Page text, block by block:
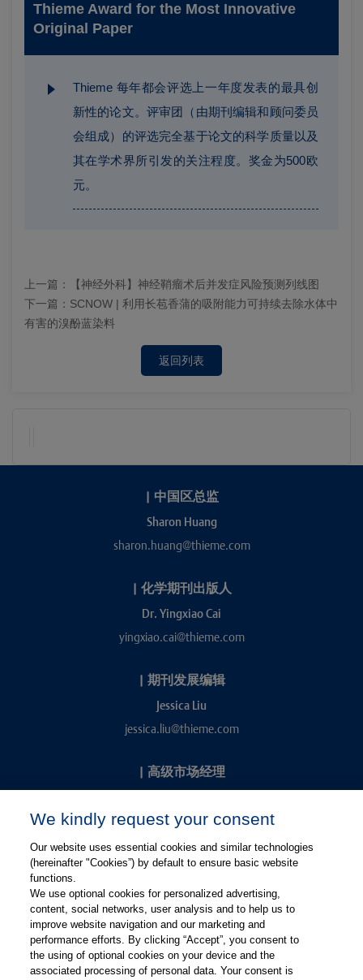
Thieme Award for the Most Innovative
Original Paper
Thieme 每年都会评选上一年度发表的最具创
新性的论文。评审团（由期刊编辑和顾问委员
会组成）的评选完全基于论文的科学质量以及
其在学术界所引发的关注程度。奖金为500欧
元。
上一篇：
【神经外科】神经鞘瘤术后并发症风险预测列线图
下一篇： SCNOW | 利用长苞香蒲的吸附能力可持续去除水体中
有害的溴酚蓝染料
返回列表
| 中国区总监
Sharon Huang
sharon.huang@thieme.com
| 化学期刊出版人
Dr. Yingxiao Cai
yingxiao.cai@thieme.com
| 期刊发展编辑
Jessica Liu
jessica.liu@thieme.com
| 高级市场经理
kevin.chang@thieme.com
关注微博
关注微信
We kindly request your consent
Our website uses essential cookies and similar technologies
(hereinafter "Cookies”) by default to ensure basic website
functions.
We use optional cookies for personalized advertising,
content, social networks, user analysis and to help us to
improve website navigation and our marketing and
performance efforts. By clicking “Accept”, you consent to
the using of optional cookies on your device and the
associated processing of personal data. Your consent is